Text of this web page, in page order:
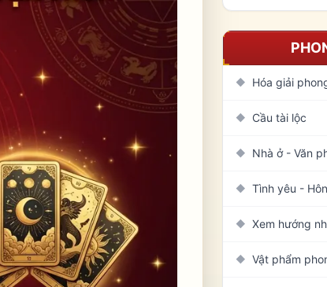
◆ Hóa giải
◆ Cầu tài lộc
◆ Nhà ở - Văn
◆ Tình yêu -
◆ Xem hướng
◆ Vật phẩm